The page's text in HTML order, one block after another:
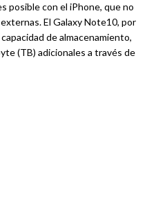
posible con el iPhone, que no
El Galaxy Note10, por
de almacenamiento,
(TB) adicionales a través de